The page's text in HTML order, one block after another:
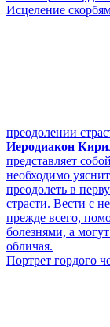
Исцеление
преодолении
Иеродиакон
представляет
необходимо
преодолеть в
страсти. Вести с
прежде всего,
болезнями, а
обличая.
Портрет гордого